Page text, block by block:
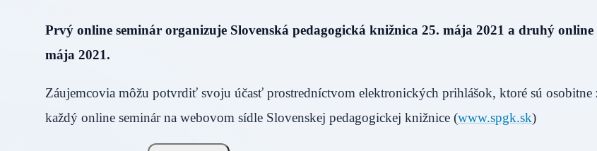
Prvý online seminár organizuje Slovenská pedagogická knižnica 25. mája 2021 a druhý online
mája 2021.
Záujemcovia môžu potvrdiť svoju účasť prostredníctvom elektronických prihlášok, ktoré sú osobitne
každý online seminár na webovom sídle Slovenskej pedagogickej knižnice (www.spgk.sk)